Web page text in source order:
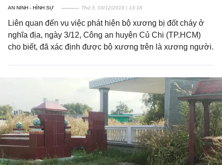
AN NINH - HÌNH SỰ Thứ 3, 03/12/2019 | 13:18
Liên quan đến vụ việc phát hiện bộ xương bị đốt cháy ở
nghĩa địa, ngày 3/12, Công an huyện Củ Chi (TP.HCM)
cho biết, đã xác định được bộ xương trên là xương người.